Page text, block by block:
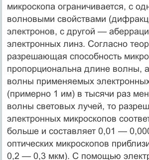
микроскопа ограничивается, с
волновыми свойствами
электронов, с другой —
электронных линз. Согласно
разрешающая способность
пропорциональна длине волны,
волны применяемых
(примерно 1 им) в тысячи раз
волны световых лучей, то
электронных микроскопов
больше и составляет 0,01 —
оптических микроскопов
0,2 — 0,3 мкм). С помощью